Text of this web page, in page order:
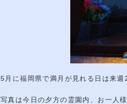
5月に福岡県で満月が見れる日は来
写真は今日の夕方の霊園内、お一人